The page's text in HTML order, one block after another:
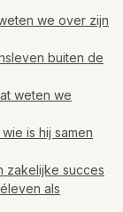
we over zijn
buiten de
weten we
is hij samen
zakelijke succes
als